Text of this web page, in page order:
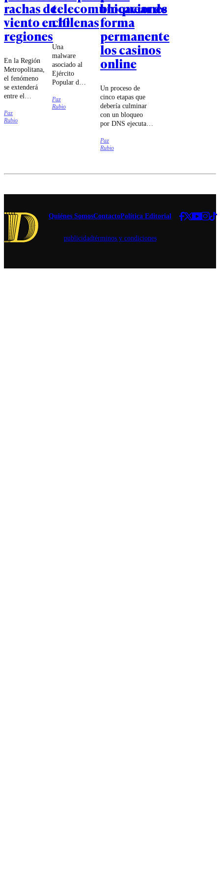
rachas de
viento en 10
regiones
En la Región
Metropolitana,
el fenómeno
se extenderá
entre el
el jueves 13
de agosto.
Paz
Rubio
telecomunicaciones
chilenas
Una
malware
asociado al
Ejército
Popular de
chino habría
intentado
de Estados
Paz
Rubio
bloquear de
forma
permanente
los casinos
online
Un proceso de
cinco etapas que
debería culminar
con un bloqueo
por DNS ejecutado
de
telecomunicaciones
tribunal.
Paz
Rubio
Quiénes SomosContactoPolítica Editorial
publicidadtérminos y condiciones